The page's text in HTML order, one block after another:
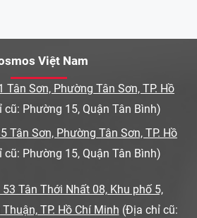
Việt Nam
Tân Sơn, Phường Tân Sơn, TP. Hồ
cũ: Phường 15, Quận Tân Bình)
Tân Sơn, Phường Tân Sơn, TP. Hồ
cũ: Phường 15, Quận Tân Bình)
53 Tân Thới Nhất 08, Khu phố 5,
TP. Hồ Chí Minh (Địa chỉ cũ: